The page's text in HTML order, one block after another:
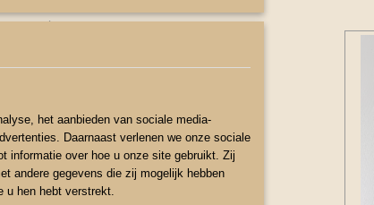
met tekst
op kopstuk.
57cm te vergroten tot 60cm
60cm
het aanbieden van sociale media-
Daarnaast verlenen we onze sociale
informatie over hoe u onze site gebruikt. Zij
andere gegevens die zij mogelijk hebben
u hen hebt verstrekt.